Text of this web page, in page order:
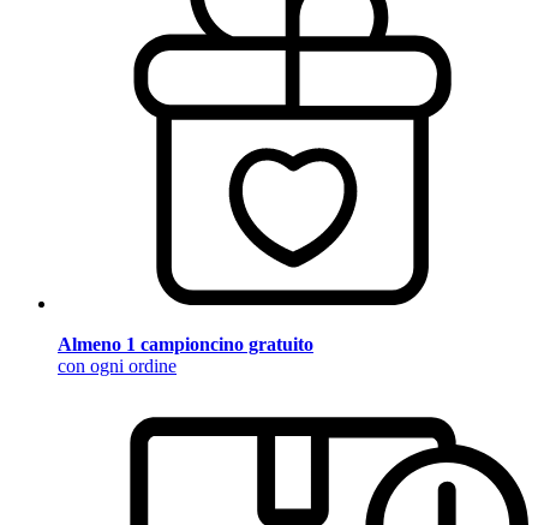
Almeno 1 campioncino gratuito
con ogni ordine